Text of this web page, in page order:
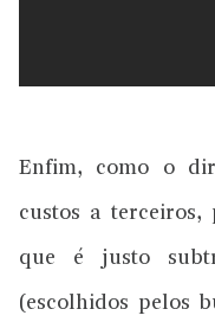
Enfim, como o
custos a terceiros,
que é justo
(escolhidos pelos